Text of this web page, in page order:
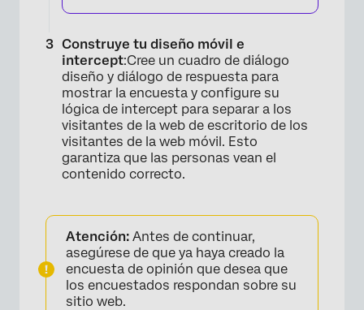
Construye tu diseño móvil e
intercept:Cree un cuadro de diálogo
diseño y diálogo de respuesta para
mostrar la encuesta y configure su
lógica de intercept para separar a los
visitantes de la web de escritorio de los
visitantes de la web móvil. Esto
garantiza que las personas vean el
contenido correcto.
Atención: Antes de continuar,
asegúrese de que ya haya creado la
encuesta de opinión que desea que
los encuestados respondan sobre su
sitio web.